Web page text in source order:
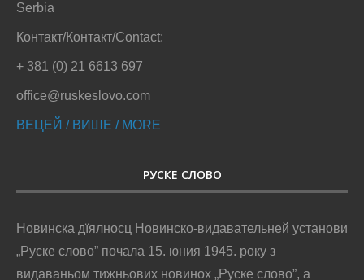
Serbia
Контакт/Контакт/Contact:
+ 381 (0) 21 6613 697
office@ruskeslovo.com
ВЕЦЕЙ / ВИШЕ / MORE
РУСКЕ СЛОВО
Новинска дїялносц Новинско-видавательней установи
„Руске слово” почала 15. юния 1945. року з
видаваньом тижньових новинох „Руске слово”, а